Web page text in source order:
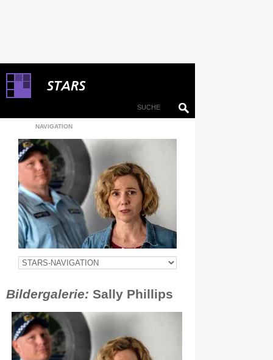
NAVIGATION
Bildergalerie: Sally Phillips